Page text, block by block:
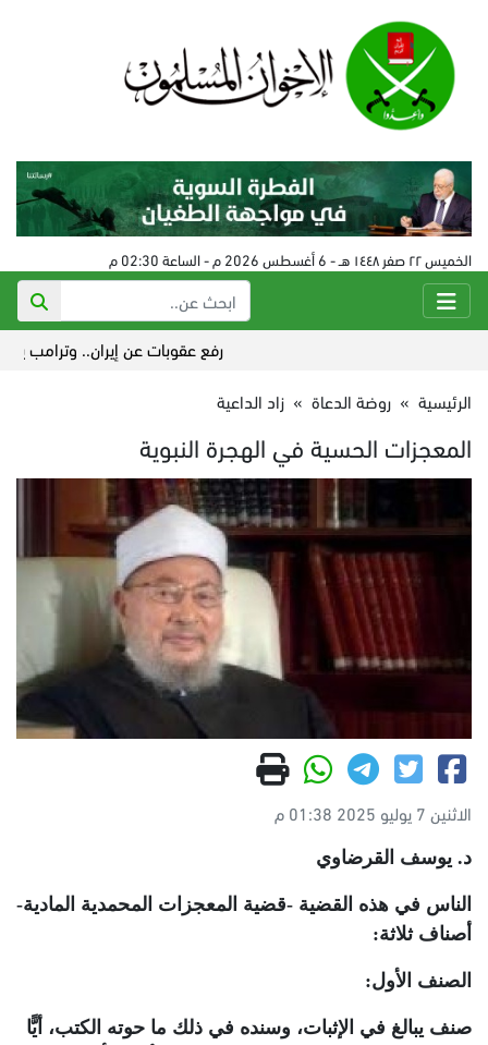
الخميس ٢٢ صفر ١٤٤٨ هـ - 6 أغسطس 2026 م - الساعة 02:30 م
رفع عقوبات عن إيران.. وترامب يشيد
الرئيسية » روضة الدعاة » زاد الداعية
المعجزات الحسية في الهجرة النبوية
الاثنين 7 يوليو 2025 01:38 م
د. يوسف القرضاوي
الناس في هذه القضية -قضية المعجزات المحمدية المادية-
أصناف ثلاثة:
الصنف الأول:
صنف يبالغ في الإثبات، وسنده في ذلك ما حوته الكتب، أيًّا